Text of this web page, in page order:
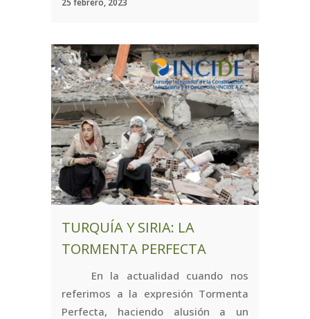
25 febrero, 2023
TURQUÍA Y SIRIA: LA
TORMENTA PERFECTA
En la actualidad cuando nos
referimos a la expresión Tormenta
Perfecta, haciendo alusión a un